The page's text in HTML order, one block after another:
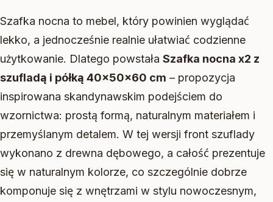
Szafka nocna to mebel, który powinien wyglądać
lekko, a jednocześnie realnie ułatwiać codzienne
użytkowanie. Dlatego powstała Szafka nocna x2 z
szufladą i półką 40x50x60 cm – propozycja
inspirowana skandynawskim podejściem do
wzornictwa: prostą formą, naturalnym materiałem i
przemyślanym detalem. W tej wersji front szuflady
wykonano z drewna dębowego, a całość prezentuje
się w naturalnym kolorze, co szczególnie dobrze
komponuje się z wnętrzami w stylu nowoczesnym,